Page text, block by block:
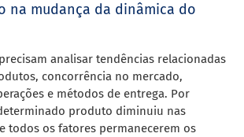
na mudança da dinâmica do
analisar tendências relacionadas
concorrência no mercado,
e métodos de entrega. Por
produto diminuiu nas
todos os fatores permanecerem os